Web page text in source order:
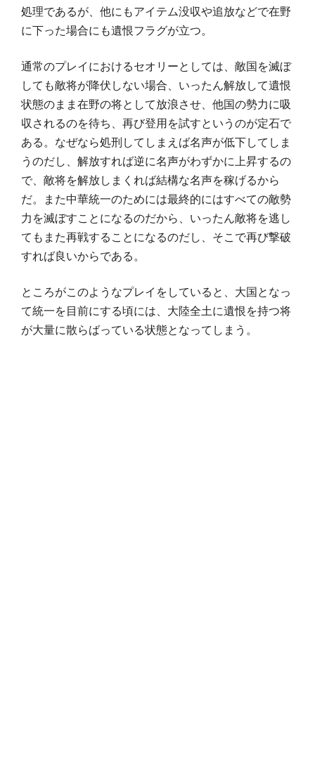
処理であるが、他にもアイテム没収や追放などで在野
に下った場合にも遺恨フラグが立つ。
通常のプレイにおけるセオリーとしては、敵国を滅ぼ
しても敵将が降伏しない場合、いったん解放して遺恨
状態のまま在野の将として放浪させ、他国の勢力に吸
収されるのを待ち、再び登用を試すというのが定石で
ある。なぜなら処刑してしまえば名声が低下してしま
うのだし、解放すれば逆に名声がわずかに上昇するの
で、敵将を解放しまくれば結構な名声を稼げるから
だ。また中華統一のためには最終的にはすべての敵勢
力を滅ぼすことになるのだから、いったん敵将を逃し
てもまた再戦することになるのだし、そこで再び撃破
すれば良いからである。
ところがこのようなプレイをしていると、大国となっ
て統一を目前にする頃には、大陸全土に遺恨を持つ将
が大量に散らばっている状態となってしまう。